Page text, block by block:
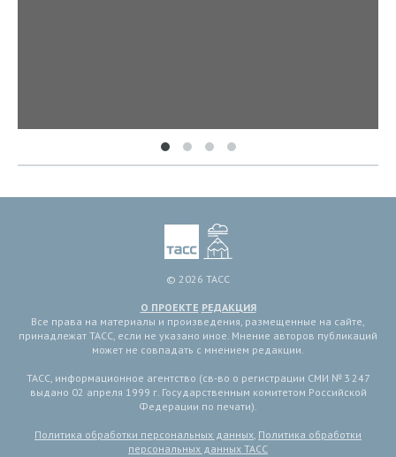
© 2026 ТАСС
О ПРОЕКТЕ РЕДАКЦИЯ
Все права на материалы и произведения, размещенные на сайте,
принадлежат ТАСС, если не указано иное. Мнение авторов публикаций
может не совпадать с мнением редакции.
ТАСС, информационное агентство (св-во о регистрации СМИ № 3 247
выдано 02 апреля 1999 г. Государственным комитетом Российской
Федерации по печати).
Политика обработки персональных данных, Политика обработки
персональных данных ТАСС